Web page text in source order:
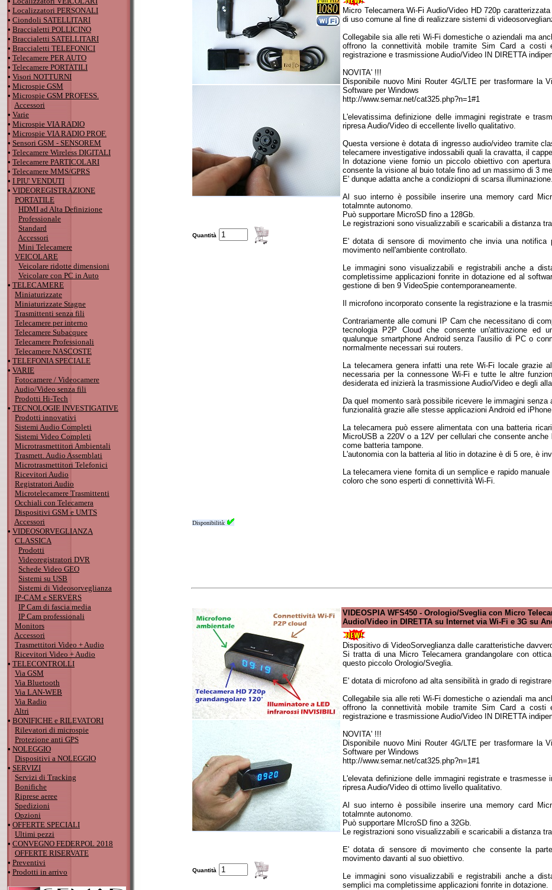
• Localizzatori PERSONALI
• Ciondoli SATELLITARI
• Braccialetti POLLICINO
• Braccialetti SATELLITARI
• Braccialetti TELEFONICI
• Telecamere PER AUTO
• Telecamere PORTATILI
• Visori NOTTURNI
• Microspie GSM
• Microspie GSM PROFESS.
Accessori
• Varie
• Microspie VIA RADIO
• Microspie VIA RADIO PROF.
• Sensori GSM - SENSOREM
• Telecamere Wireless DIGITALI
• Telecamere PARTICOLARI
• Telecamere MMS/GPRS
• I PIU' VENDUTI
• VIDEOREGISTRAZIONE
PORTATILE
HDMI ad Alta Definizione
Professionale
Standard
Accessori
Mini Telecamere
VEICOLARE
Veicolare ridotte dimensioni
Veicolare con PC in Auto
• TELECAMERE
Miniaturizzate
Miniaturizzate Stagne
Trasmittenti senza fili
Telecamere per interno
Telecamere Subacquee
Telecamere Professionali
Telecamere NASCOSTE
• TELEFONIA SPECIALE
• VARIE
Fotocamere / Videocamere
Audio/Video senza fili
Prodotti Hi-Tech
• TECNOLOGIE INVESTIGATIVE
Prodotti innovativi
Sistemi Audio Completi
Sistemi Video Completi
Microtrasmettitori Ambientali
Trasmett. Audio Assemblati
Microtrasmettitori Telefonici
Ricevitori Audio
Registratori Audio
Microtelecamere Trasmittenti
Occhiali con Telecamera
Dispositivi GSM e UMTS
Accessori
• VIDEOSORVEGLIANZA
CLASSICA
Prodotti
Videoregistratori DVR
Schede Video GEO
Sistemi su USB
Sistemi di Videosorveglianza
IP-CAM e SERVERS
IP Cam di fascia media
IP Cam professionali
Monitors
Accessori
Trasmettitori Video + Audio
Ricevitori Video + Audio
• TELECONTROLLI
Via GSM
Via Bluetooth
Via LAN-WEB
Via Radio
Altri
• BONIFICHE e RILEVATORI
Rilevatori di microspie
Protezione anti GPS
• NOLEGGIO
Dispositivi a NOLEGGIO
• SERVIZI
Servizi di Tracking
Bonifiche
Riprese aeree
Spedizioni
Opzioni
• OFFERTE SPECIALI
Ultimi pezzi
• CONVEGNO FEDERPOL 2018
OFFERTE RISERVATE
• Preventivi
• Prodotti in arrivo
Quantità
Micro Telecamera Wi-Fi Audio/Video HD 720p
di uso comune al fine di realizzare sistemi di
Collegabile sia alle reti Wi-Fi domestiche o aziendali ma
offrono la connettività mobile tramite Sim Card a costi
registrazione e trasmissione Audio/Video IN DIRETTA
NOVITA' !!!
Disponibile nuovo Mini Router 4G/LTE per trasformare
Software per Windows
http://www.semar.net/cat325.php?n=1#1
L'elevatissima definizione delle immagini registrate e
ripresa Audio/Video di eccellente livello qualitativo.
Questa versione è dotata di ingresso audio/video tramite
telecamere investigative indossabili quali la cravatta, il
In dotazione viene fornio un piccolo obiettivo con
consente la visione al buio totale fino ad un massimo di 3
E' dunque adatta anche a condiziopni di scarsa illuminazione.
Al suo interno è possibile inserire una memory card
totalmnte autonomo.
Può supportare MicroSD fino a 128Gb.
Le registrazioni sono visualizzabili e scaricabili a distanza
E' dotata di sensore di movimento che invia una
movimento nell'ambiente controllato.
Le immagini sono visualizzabili e registrabili anche a
completissime applicazioni fonrite in dotazione ed al
gestione di ben 9 VideoSpie contemporaneamente.
Il microfono incorporato consente la registrazione e la
Contrariamente alle comuni IP Cam che necessitano di
tecnologia P2P Cloud che consente un'attivazione ed
qualunque smartphone Android senza l'ausilio di PC o
normalmente necessari sui routers.
La telecamera genera infatti una rete Wi-Fi locale grazie
necessaria per la connessone Wi-Fi e tutte le altre
desiderata ed inizierà la trasmissione Audio/Video e degli
Da quel momento sarà possibile ricevere le immagini
funzionalità grazie alle stesse applicazioni Android ed
La telecamera può essere alimentata con una batteria
MicroUSB a 220V o a 12V per cellulari che consente
come batteria tampone.
L'autonomia con la batteria al litio in dotazine è di 5 ore, è
La telecamera viene fornita di un semplice e rapido
coloro che sono esperti di connettività Wi-Fi.
Disponibilità:
Quantità
VIDEOSPIA WFS450 - Orologio/Sveglia con Micro
Audio/Video in DIRETTA su Internet via Wi-Fi e 3G su
Dispositivo di VideoSorveglianza dalle caratteristiche
Si tratta di una Micro Telecamera grandangolare con
questo piccolo Orologio/Sveglia.
E' dotata di microfono ad alta sensibilità in grado di
Collegabile sia alle reti Wi-Fi domestiche o aziendali ma
offrono la connettività mobile tramite Sim Card a costi
registrazione e trasmissione Audio/Video IN DIRETTA
NOVITA' !!!
Disponibile nuovo Mini Router 4G/LTE per trasformare
Software per Windows
http://www.semar.net/cat325.php?n=1#1
L'elevata definizione delle immagini registrate e
ripresa Audio/Video di ottimo livello qualitativo.
Al suo interno è possibile inserire una memory card
totalmnte autonomo.
Può supportare MIcroSD fino a 32Gb.
Le registrazioni sono visualizzabili e scaricabili a distanza
E' dotata di sensore di movimento che consente la
movimento davanti al suo obiettivo.
Le immagini sono visualizzabili e registrabili anche a
semplici ma completissime applicazioni fonrite in dotazione.